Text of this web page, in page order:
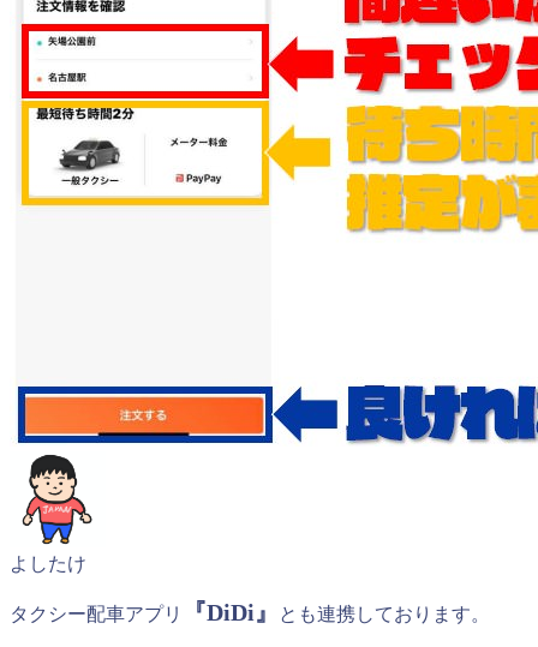
よしたけ
タクシー配車アプリ 『DiDi』 とも連携しております。